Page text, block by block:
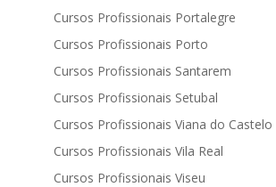
Cursos Profissionais Portalegre
Cursos Profissionais Porto
Cursos Profissionais Santarem
Cursos Profissionais Setubal
Cursos Profissionais Viana do Castelo
Cursos Profissionais Vila Real
Cursos Profissionais Viseu